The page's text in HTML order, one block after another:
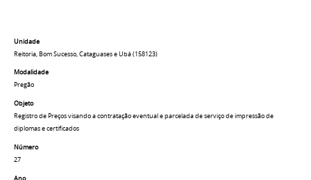
Unidade
Reitoria, Bom Sucesso, Cataguases e Ubá (158123)
Modalidade
Pregão
Objeto
Registro de Preços visando a contratação eventual e parcelada de serviço de impressão de
diplomas e certificados
Número
27